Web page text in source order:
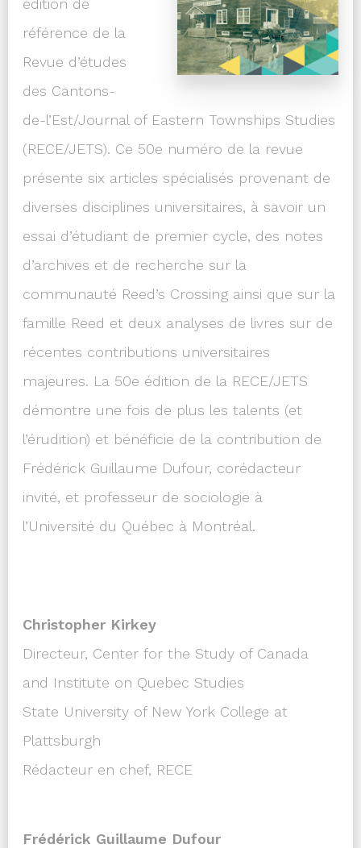
édition de
référence de la
Revue d’études
des Cantons-
de-l’Est/Journal of Eastern Townships Studies
(RECE/JETS). Ce 50e numéro de la revue
présente six articles spécialisés provenant de
diverses disciplines universitaires, à savoir un
essai d’étudiant de premier cycle, des notes
d’archives et de recherche sur la
communauté Reed’s Crossing ainsi que sur la
famille Reed et deux analyses de livres sur de
récentes contributions universitaires
majeures. La 50e édition de la RECE/JETS
démontre une fois de plus les talents (et
l’érudition) et bénéficie de la contribution de
Frédérick Guillaume Dufour, corédacteur
invité, et professeur de sociologie à
l’Université du Québec à Montréal.
Christopher Kirkey
Directeur, Center for the Study of Canada
and Institute on Quebec Studies
State University of New York College at
Plattsburgh
Rédacteur en chef, RECE
Frédérick Guillaume Dufour